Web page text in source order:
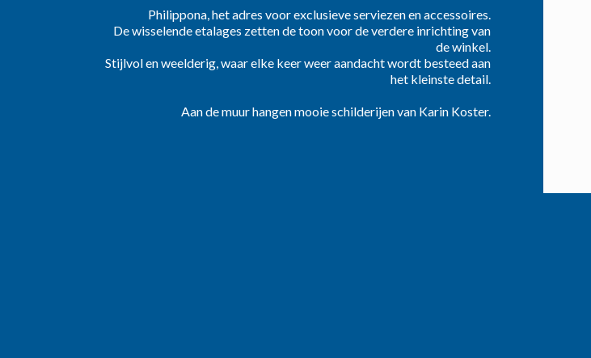
Philippona, het adres voor exclusieve serviezen en accessoires.
De wisselende etalages zetten de toon voor de verdere inrichting van
de winkel.
Stijlvol en weelderig, waar elke keer weer aandacht wordt besteed aan
het kleinste detail.
Aan de muur hangen mooie schilderijen van Karin Koster.